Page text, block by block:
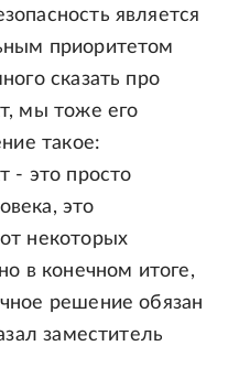
является
приоритетом
сказать про
мы тоже его
такое:
- это просто
это
некоторых
в конечном итоге,
решение обязан
заместитель